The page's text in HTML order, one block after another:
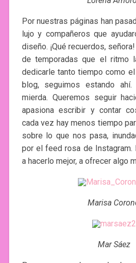
Por nuestras páginas han
lujo y compañeros que
diseño. ¡Qué recuerdos,
de temporadas que el ritmo
dedicarle tanto tiempo como
blog, seguimos estando
mierda. Queremos seguir
apasiona escribir y contar
cada vez hay menos tiempo
sobre lo que nos pasa,
por el feed rosa de Instagram.
a hacerlo mejor, a ofrecer algo
Marisa
Mar Sáez